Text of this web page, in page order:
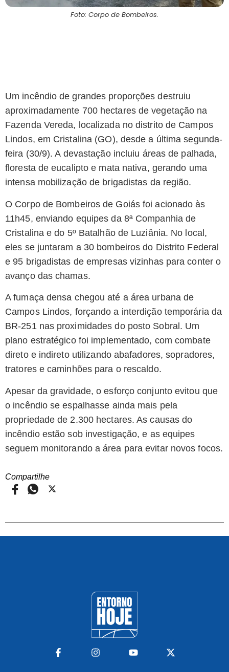
Foto: Corpo de Bombeiros.
Um incêndio de grandes proporções destruiu
aproximadamente 700 hectares de vegetação na
Fazenda Vereda, localizada no distrito de Campos
Lindos, em Cristalina (GO), desde a última segunda-
feira (30/9). A devastação incluiu áreas de palhada,
floresta de eucalipto e mata nativa, gerando uma
intensa mobilização de brigadistas da região.
O Corpo de Bombeiros de Goiás foi acionado às
11h45, enviando equipes da 8ª Companhia de
Cristalina e do 5º Batalhão de Luziânia. No local,
eles se juntaram a 30 bombeiros do Distrito Federal
e 95 brigadistas de empresas vizinhas para conter o
avanço das chamas.
A fumaça densa chegou até a área urbana de
Campos Lindos, forçando a interdição temporária da
BR-251 nas proximidades do posto Sobral. Um
plano estratégico foi implementado, com combate
direto e indireto utilizando abafadores, sopradores,
tratores e caminhões para o rescaldo.
Apesar da gravidade, o esforço conjunto evitou que
o incêndio se espalhasse ainda mais pela
propriedade de 2.300 hectares. As causas do
incêndio estão sob investigação, e as equipes
seguem monitorando a área para evitar novos focos.
Compartilhe